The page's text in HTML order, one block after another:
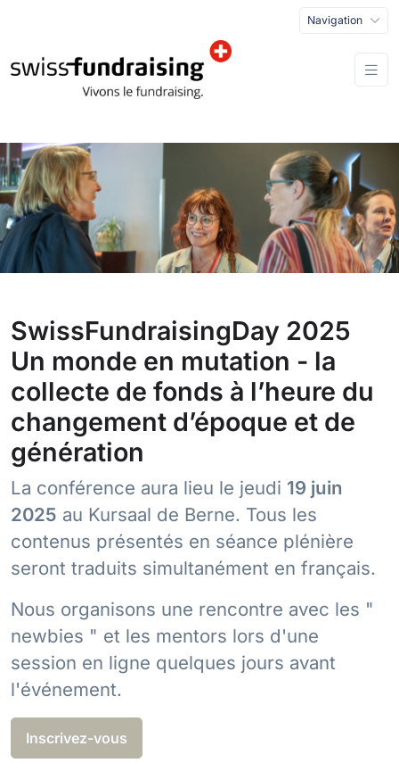
Navigation
SwissFundraisingDay 2025
Un monde en mutation - la
collecte de fonds à l’heure du
changement d’époque et de
génération
La conférence aura lieu le jeudi 19 juin
2025 au Kursaal de Berne. Tous les
contenus présentés en séance plénière
seront traduits simultanément en français.
Nous organisons une rencontre avec les "
newbies " et les mentors lors d'une
session en ligne quelques jours avant
l'événement.
Inscrivez-vous